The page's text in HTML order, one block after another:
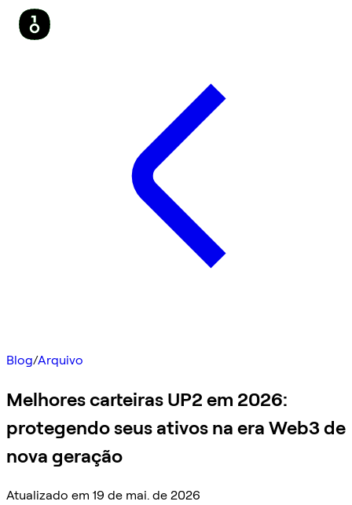
Blog/Arquivo
Melhores carteiras UP2 em 2026:
protegendo seus ativos na era Web3 de
nova geração
Atualizado em 19 de mai. de 2026